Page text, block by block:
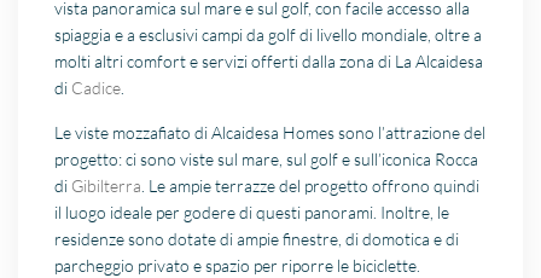
vista panoramica sul mare e sul golf, con facile accesso alla
spiaggia e a esclusivi campi da golf di livello mondiale, oltre a
molti altri comfort e servizi offerti dalla zona di La Alcaidesa
di Cadice
Le viste mozzafiato di Alcaidesa Homes sono l’attrazione del
progetto: ci sono viste sul mare, sul golf e sull’iconica Rocca
di Gibilterra . Le ampie terrazze del progetto offrono quindi
il luogo ideale per godere di questi panorami. Inoltre, le
residenze sono dotate di ampie finestre, di domotica e di
parcheggio privato e spazio per riporre le biciclette.